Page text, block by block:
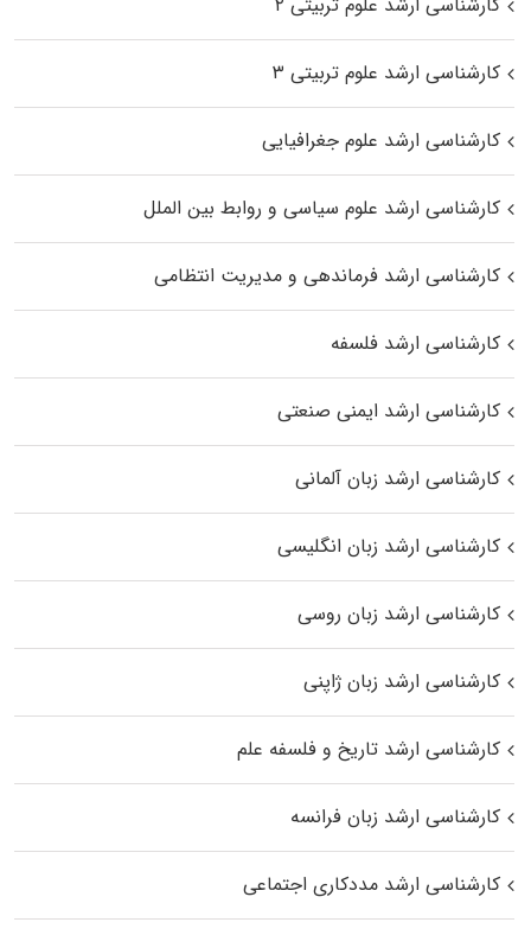
کارشناسی ارشد علوم تربیتی ۳
کارشناسی ارشد علوم جغرافیایی
کارشناسی ارشد علوم سیاسی و روابط بین الملل
کارشناسی ارشد فرماندهی و مدیریت انتظامی
کارشناسی ارشد فلسفه
کارشناسی ارشد ایمنی صنعتی
کارشناسی ارشد زبان آلمانی
کارشناسی ارشد زبان انگلیسی
کارشناسی ارشد زبان روسی
کارشناسی ارشد زبان ژاپنی
کارشناسی ارشد تاریخ و فلسفه علم
کارشناسی ارشد زبان فرانسه
کارشناسی ارشد مددکاری اجتماعی